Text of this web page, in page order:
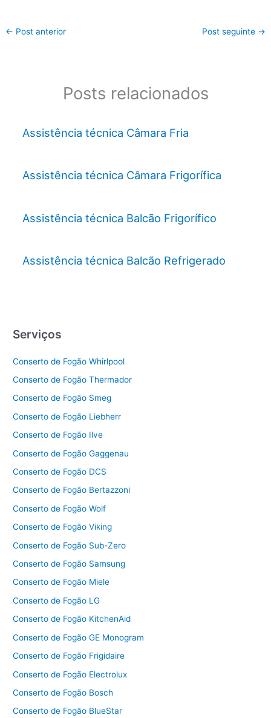
← Post anterior Post seguinte →
Posts relacionados
Assistência técnica Câmara Fria
Assistência técnica Câmara Frigorífica
Assistência técnica Balcão Frigorífico
Assistência técnica Balcão Refrigerado
Serviços
Conserto de Fogão Whirlpool
Conserto de Fogão Thermador
Conserto de Fogão Smeg
Conserto de Fogão Liebherr
Conserto de Fogão Ilve
Conserto de Fogão Gaggenau
Conserto de Fogão DCS
Conserto de Fogão Bertazzoni
Conserto de Fogão Wolf
Conserto de Fogão Viking
Conserto de Fogão Sub-Zero
Conserto de Fogão Samsung
Conserto de Fogão Miele
Conserto de Fogão LG
Conserto de Fogão KitchenAid
Conserto de Fogão GE Monogram
Conserto de Fogão Frigidaire
Conserto de Fogão Electrolux
Conserto de Fogão Bosch
Conserto de Fogão BlueStar